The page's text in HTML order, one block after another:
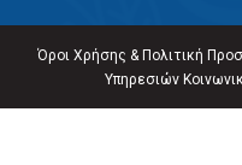
Όροι Χρήσης & Πολιτική
Υπηρεσιών